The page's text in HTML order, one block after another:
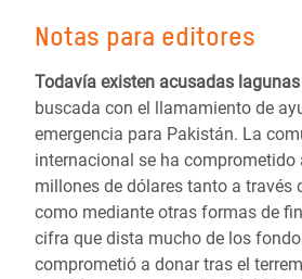
Notas para editores
Todavía existen acusadas lagunas
buscada con el llamamiento de
emergencia para Pakistán. La
internacional se ha comprometido
millones de dólares tanto a través
como mediante otras formas de
cifra que dista mucho de los
comprometió a donar tras el